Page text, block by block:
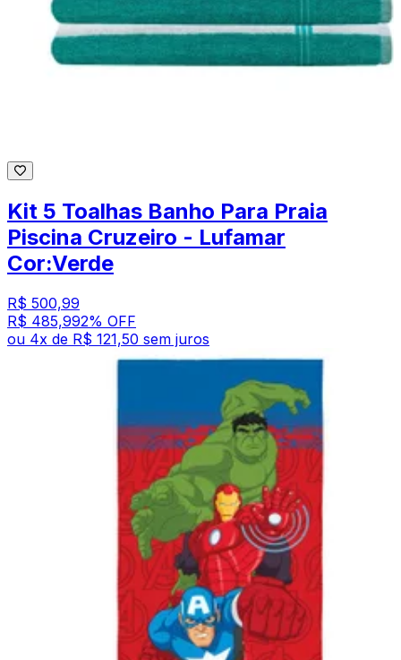
Kit 5 Toalhas Banho Para Praia
Piscina Cruzeiro - Lufamar
Cor:Verde
R$ 500,99
R$ 485,992% OFF
ou 4x de R$ 121,50 sem juros